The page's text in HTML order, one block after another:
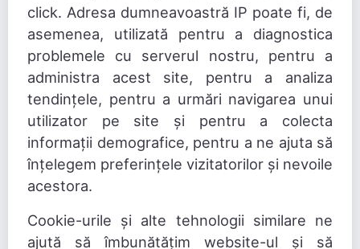
click. Adresa dumneavoastră IP poate fi, de
asemenea, utilizată pentru a diagnostica
problemele cu serverul nostru, pentru a
administra acest site, pentru a analiza
tendințele, pentru a urmări navigarea unui
utilizator pe site și pentru a colecta
informații demografice, pentru a ne ajuta să
înțelegem preferințele vizitatorilor și nevoile
acestora.
Cookie-urile și alte tehnologii similare ne
ajută să îmbunătățim website-ul și să